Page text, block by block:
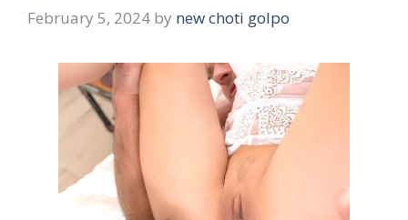
February 5, 2024 by new choti golpo